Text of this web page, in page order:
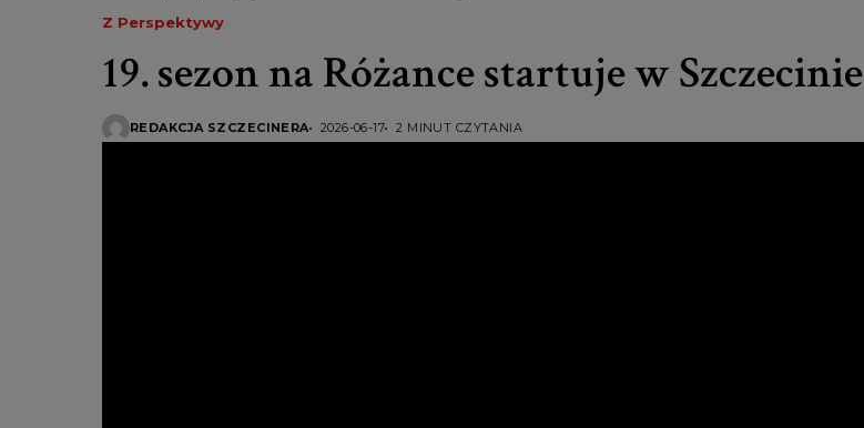
Z Perspektywy
19. sezon na Różance startuje w Szczecinie
REDAKCJA SZCZECINERA 2026-06-17 2 MINUT CZYTANIA